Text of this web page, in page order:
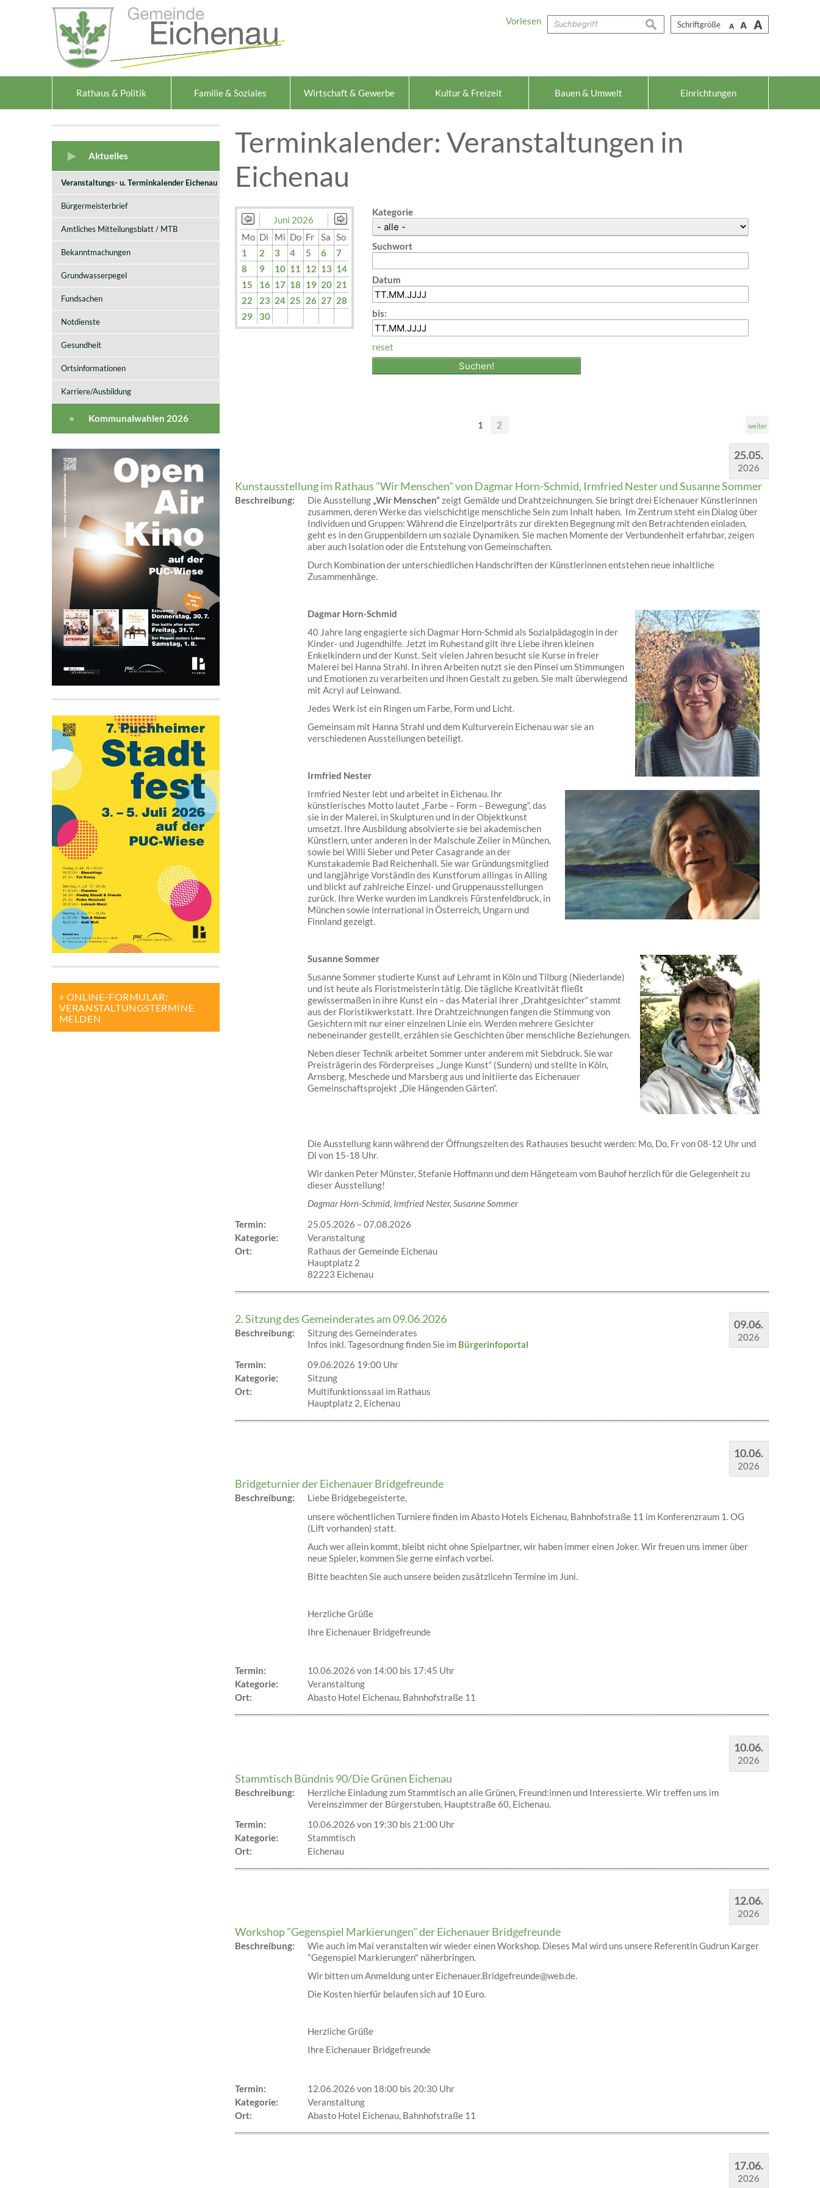
zur Navigationoder zur Startseite springen.
Schriftgröße A A A
suchen
Vorlesen
Rathaus & Politik Familie & Soziales Wirtschaft & Gewerbe Kultur & Freizeit Bauen & Umwelt Einrichtungen
Aktuelles
Veranstaltungs- u. Terminkalender Eichenau
Bürgermeisterbrief
Amtliches Mitteilungsblatt / MTB
Bekanntmachungen
Grundwasserpegel
Fundsachen
Notdienste
Gesundheit
Ortsinformationen
Karriere/Ausbildung
Kommunalwahlen 2026
ONLINE-FORMULAR:
VERANSTALTUNGSTERMINE
MELDEN
Terminkalender: Veranstaltungen in
Eichenau
Juni 2026
Mo Di Mi Do Fr Sa So
1
2 3 4 5 6
7
8
9 10 11 12 13 14
15
16 17 18 19 20 21
22
23 24 25 26 27 28
29
30
Kategorie
Suchwort
Datum
bis:
reset
1 2 weiter
25.05.
2026
Kunstausstellung im Rathaus "Wir Menschen" von Dagmar Horn-Schmid, Irmfried Nester und Susanne Sommer
Beschreibung: Die Ausstellung „Wir Menschen“zeigt Gemälde und Drahtzeichnungen. Sie bringt drei Eichenauer Künstlerinnen
zusammen, deren Werke das vielschichtige menschliche Sein zum Inhalt haben. Im Zentrum steht ein Dialog über
Individuen und Gruppen: Während die Einzelporträts zur direkten Begegnung mit den Betrachtenden einladen,
geht es in den Gruppenbildern um soziale Dynamiken. Sie machen Momente der Verbundenheit erfahrbar, zeigen
aber auch Isolation oder die Entstehung von Gemeinschaften.
Durch Kombination der unterschiedlichen Handschriften der Künstlerinnen entstehen neue inhaltliche
Zusammenhänge.
Dagmar Horn-Schmid
40 Jahre lang engagierte sich Dagmar Horn-Schmid als Sozialpädagogin in der
Kinder- und Jugendhilfe. Jetzt im Ruhestand gilt ihre Liebe ihren kleinen
Enkelkindern und der Kunst. Seit vielen Jahren besucht sie Kurse in freier
Malerei bei Hanna Strahl. In ihren Arbeiten nutzt sie den Pinsel um Stimmungen
und Emotionen zu verarbeiten und ihnen Gestalt zu geben. Sie malt überwiegend
mit Acryl auf Leinwand.
Jedes Werk ist ein Ringen um Farbe, Form und Licht.
Gemeinsam mit Hanna Strahl und dem Kulturverein Eichenau war sie an
verschiedenen Ausstellungen beteiligt.
Irmfried Nester
Irmfried Nester lebt und arbeitet in Eichenau. Ihr
künstlerisches Motto lautet „Farbe – Form – Bewegung“, das
sie in der Malerei, in Skulpturen und in der Objektkunst
umsetzt. Ihre Ausbildung absolvierte sie bei akademischen
Künstlern, unter anderen in der Malschule Zeiler in München,
sowie bei Willi Sieber und Peter Casagrande an der
Kunstakademie Bad Reichenhall. Sie war Gründungsmitglied
und langjährige Vorständin des Kunstforum allingas in Alling
und blickt auf zahlreiche Einzel- und Gruppenausstellungen
zurück. Ihre Werke wurden im Landkreis Fürstenfeldbruck, in
München sowie international in Österreich, Ungarn und
Finnland gezeigt.
Susanne Sommer
Susanne Sommer studierte Kunst auf Lehramt in Köln und Tilburg (Niederlande)
und ist heute als Floristmeisterin tätig. Die tägliche Kreativität fließt
gewissermaßen in ihre Kunst ein – das Material ihrer „Drahtgesichter“ stammt
aus der Floristikwerkstatt. Ihre Drahtzeichnungen fangen die Stimmung von
Gesichtern mit nur einer einzelnen Linie ein. Werden mehrere Gesichter
nebeneinander gestellt, erzählen sie Geschichten über menschliche Beziehungen.
Neben dieser Technik arbeitet Sommer unter anderem mit Siebdruck. Sie war
Preisträgerin des Förderpreises „Junge Kunst“ (Sundern) und stellte in Köln,
Arnsberg, Meschede und Marsberg aus und initiierte das Eichenauer
Gemeinschaftsprojekt „Die Hängenden Gärten“.
Die Ausstellung kann während der Öffnungszeiten des Rathauses besucht werden: Mo, Do, Fr von 08-12 Uhr und
Di von 15-18 Uhr.
Wir danken Peter Münster, Stefanie Hoffmann und dem Hängeteam vom Bauhof herzlich für die Gelegenheit zu
dieser Ausstellung!
Dagmar Horn-Schmid, Irmfried Nester, Susanne Sommer
Termin:
25.05.2026 –07.08.2026
Kategorie:
Veranstaltung
Ort:
Rathaus der Gemeinde Eichenau
Hauptplatz 2
82223 Eichenau
09.06.
2026
2. Sitzung des Gemeinderates am 09.06.2026
Beschreibung:
Sitzung des Gemeinderates
Infos inkl. Tagesordnung finden Sie im Bürgerinfoportal
Termin:
09.06.2026 19:00 Uhr
Kategorie:
Sitzung
Ort:
Multifunktionssaal im Rathaus
Hauptplatz 2, Eichenau
10.06.
2026
Bridgeturnier der Eichenauer Bridgefreunde
Beschreibung:
Liebe Bridgebegeisterte,
unsere wöchentlichen Turniere finden im Abasto Hotels Eichenau, Bahnhofstraße 11 im Konferenzraum 1. OG
(Lift vorhanden) statt.
Auch wer allein kommt, bleibt nicht ohne Spielpartner, wir haben immer einen Joker. Wir freuen uns immer über
neue Spieler, kommen Sie gerne einfach vorbei.
Bitte beachten Sie auch unsere beiden zusätzlicehn Termine im Juni.
Herzliche Grüße
Ihre Eichenauer Bridgefreunde
Termin: 10.06.2026 von 14:00bis 17:45 Uhr
Kategorie:
Veranstaltung
Ort:
Abasto Hotel Eichenau, Bahnhofstraße 11
10.06.
2026
Stammtisch Bündnis 90/Die Grünen Eichenau
Beschreibung:
Herzliche Einladung zum Stammtisch an alle Grünen, Freund:innen und Interessierte. Wir treffen uns im
Vereinszimmer der Bürgerstuben, Hauptstraße 60, Eichenau.
Termin:
10.06.2026 von 19:30bis 21:00 Uhr
Kategorie:
Stammtisch
Ort:
Eichenau
12.06.
2026
Workshop "Gegenspiel Markierungen" der Eichenauer Bridgefreunde
Beschreibung:
Wie auch im Mai veranstalten wir wieder einen Workshop. Dieses Mal wird uns unsere Referentin Gudrun Karger
"Gegenspiel Markierungen" näherbringen.
Wir bitten um Anmeldung unter Eichenauer.Bridgefreunde@web.de.
Die Kosten hierfür belaufen sich auf 10 Euro.
Herzliche Grüße
Ihre Eichenauer Bridgefreunde
Termin: 12.06.2026 von 18:00bis 20:30 Uhr
Kategorie:
Veranstaltung
Ort:
Abasto Hotel Eichenau, Bahnhofstraße 11
17.06.
2026